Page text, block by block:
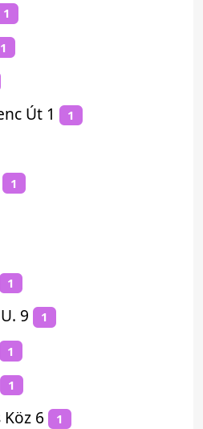
1
1
Út 1 1
1
1
9 1
1
1
6 1